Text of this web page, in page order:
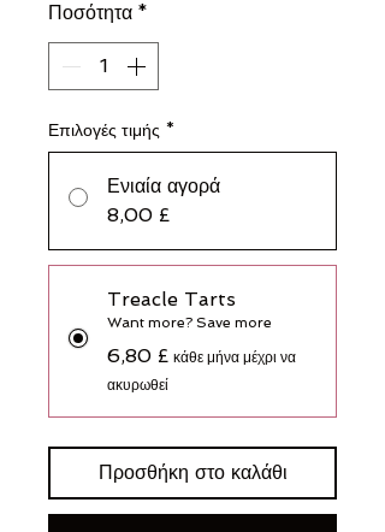
Ποσότητα *
Επιλογές τιμής *
Ενιαία αγορά
8,00 £
Treacle Tarts
Want more? Save more
6,80 £ κάθε μήνα μέχρι να
ακυρωθεί
Προσθήκη στο καλάθι